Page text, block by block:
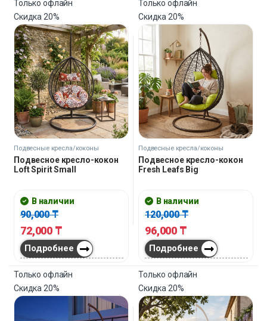
Только офлайн
Скидка 20%
Подвесные кресла/коконы
Подвесное кресло-кокон
Loft Spirit Small
В наличии
90,000₸
72,000 ₸
Подробнее
Только офлайн
Скидка 20%
Подвесные кресла/коконы
Подвесное кресло-кокон
Fresh Leafs Big
В наличии
120,000₸
96,000 ₸
Подробнее
Только офлайн
Скидка 20%
Только офлайн
Скидка 20%